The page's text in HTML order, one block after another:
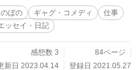
ぼの ギャグ・コメディ
仕事
ッセイ・日記
感想数 3
84ページ
新日 2023.04.14
登録日 2021.05.27